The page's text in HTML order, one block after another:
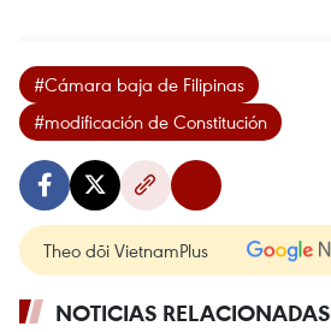
#Cámara baja de Filipinas
#modificación de Constitución
Theo dõi VietnamPlus
NOTICIAS RELACIONADAS